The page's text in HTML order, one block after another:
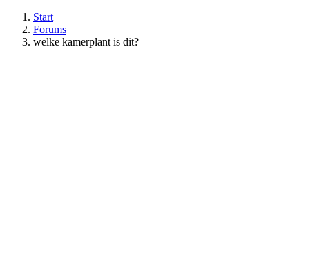
Start
Forums
welke kamerplant is dit?